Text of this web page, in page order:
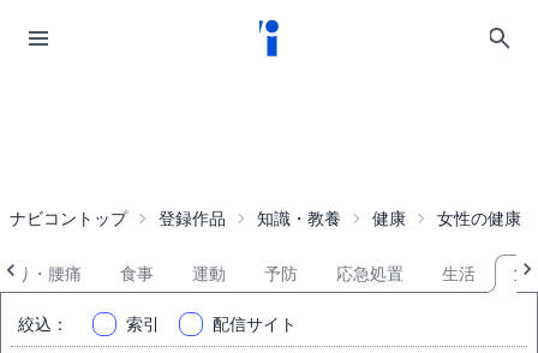
ナビコントップ 登録作品 知識・教養 健康 女性の健康
り・腰痛 食事 運動 予防 応急処置 生活 女
絞込 ： 索引 配信サイト